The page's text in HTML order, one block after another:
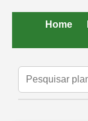
Home